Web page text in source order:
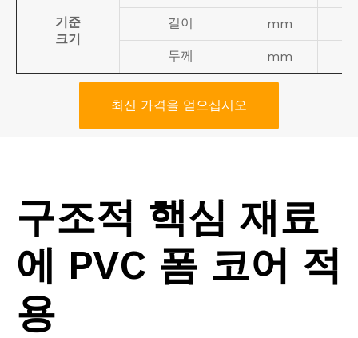
기준
크기
길이 mm
두께 mm
최신 가격을 얻으십시오
구조적 핵심 재료
에 PVC 폼 코어 적
용